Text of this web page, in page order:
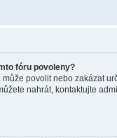
fóru povoleny?
může povolit nebo zakázat
nahrát, kontaktujte